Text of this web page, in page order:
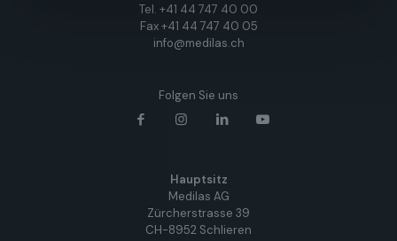
Tel. +41 44 747 40 00
Fax +41 44 747 40 05
info@medilas.ch
Folgen Sie uns
Hauptsitz
Medilas AG
Zürcherstrasse 39
CH-8952 Schlieren